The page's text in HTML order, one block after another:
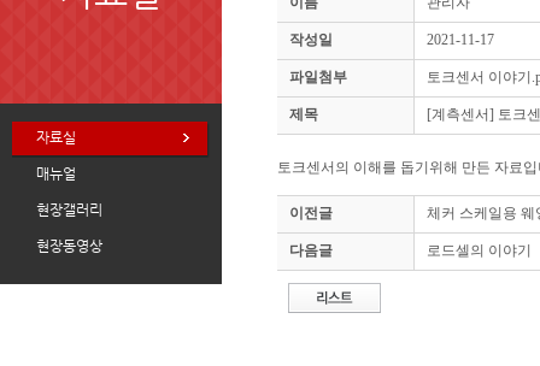
자료실
매뉴얼
현장갤러리
현장동영상
작성일 2021-11-17
파일첨부 토크센서 이야기
제목 [계측센서] 토크
토크센서의 이해를 돕기위해 만든 자료
이전글 체커 스케일용 웨
다음글 로드셀의 이야기